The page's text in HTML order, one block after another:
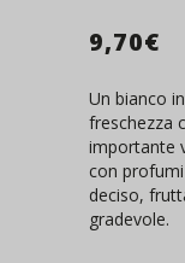
9,70€
Un bianco
freschezza
importante
con
deciso,
gradevole.